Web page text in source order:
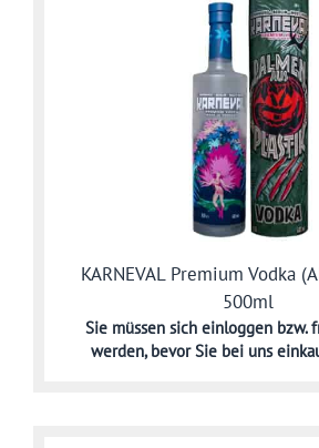
KARNEVAL Premium Vodka
500ml
Sie müssen sich einloggen bzw.
werden,bevor Sie bei uns